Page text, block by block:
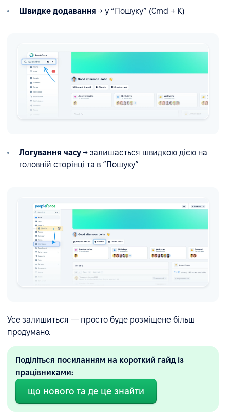
Швидке додавання → у “Пошуку” (Cmd + K)
Логування часу→ залишається швидкою дією на
головній сторінці та в “Пошуку”
Усе залишиться — просто буде розміщене більш
продумано.
Поділіться посиланням на короткий гайд із
працівниками:
що нового та де це знайти